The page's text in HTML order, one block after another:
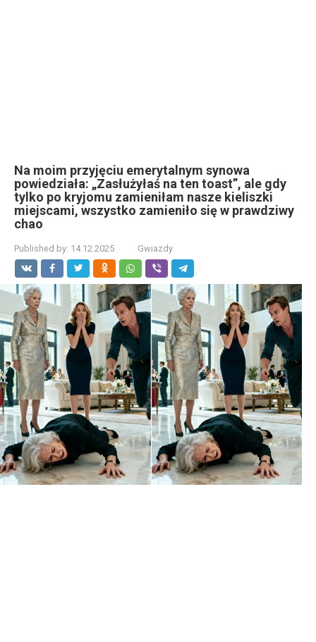
Na moim przyjęciu emerytalnym synowa
powiedziała: „Zasłużyłaś na ten toast”, ale gdy
tylko po kryjomu zamieniłam nasze kieliszki
miejscami, wszystko zamieniło się w prawdziwy
chao
Published by: 14.12.2025 Gwiazdy